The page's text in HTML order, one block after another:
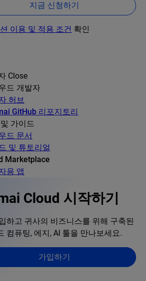
지금 신청하기
이용 및 적용 조건 확인
Close
드 개발자
허브
GitHub 리포지토리
가이드
드 문서
및 튜토리얼
Marketplace
용 앱
Cloud 시작하기
하고 귀사의 비즈니스를 위해 구축된
컴퓨팅, 에지, AI 툴을 만나보세요.
가입하기